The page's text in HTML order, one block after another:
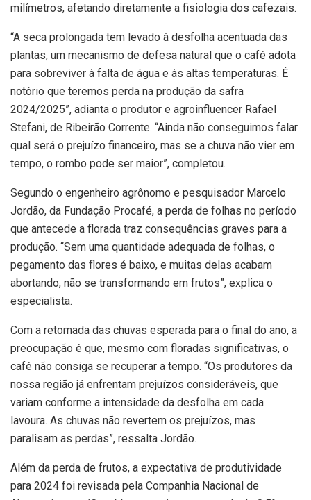
milímetros, afetando diretamente a fisiologia dos cafezais.
“A seca prolongada tem levado à desfolha acentuada das
plantas, um mecanismo de defesa natural que o café adota
para sobreviver à falta de água e às altas temperaturas. É
notório que teremos perda na produção da safra
2024/2025”, adianta o produtor e agroinfluencer Rafael
Stefani, de Ribeirão Corrente. “Ainda não conseguimos falar
qual será o prejuízo financeiro, mas se a chuva não vier em
tempo, o rombo pode ser maior”, completou.
Segundo o engenheiro agrônomo e pesquisador Marcelo
Jordão, da Fundação Procafé, a perda de folhas no período
que antecede a florada traz consequências graves para a
produção. “Sem uma quantidade adequada de folhas, o
pegamento das flores é baixo, e muitas delas acabam
abortando, não se transformando em frutos”, explica o
especialista.
Com a retomada das chuvas esperada para o final do ano, a
preocupação é que, mesmo com floradas significativas, o
café não consiga se recuperar a tempo. “Os produtores da
nossa região já enfrentam prejuízos consideráveis, que
variam conforme a intensidade da desfolha em cada
lavoura. As chuvas não revertem os prejuízos, mas
paralisam as perdas”, ressalta Jordão.
Além da perda de frutos, a expectativa de produtividade
para 2024 foi revisada pela Companhia Nacional de